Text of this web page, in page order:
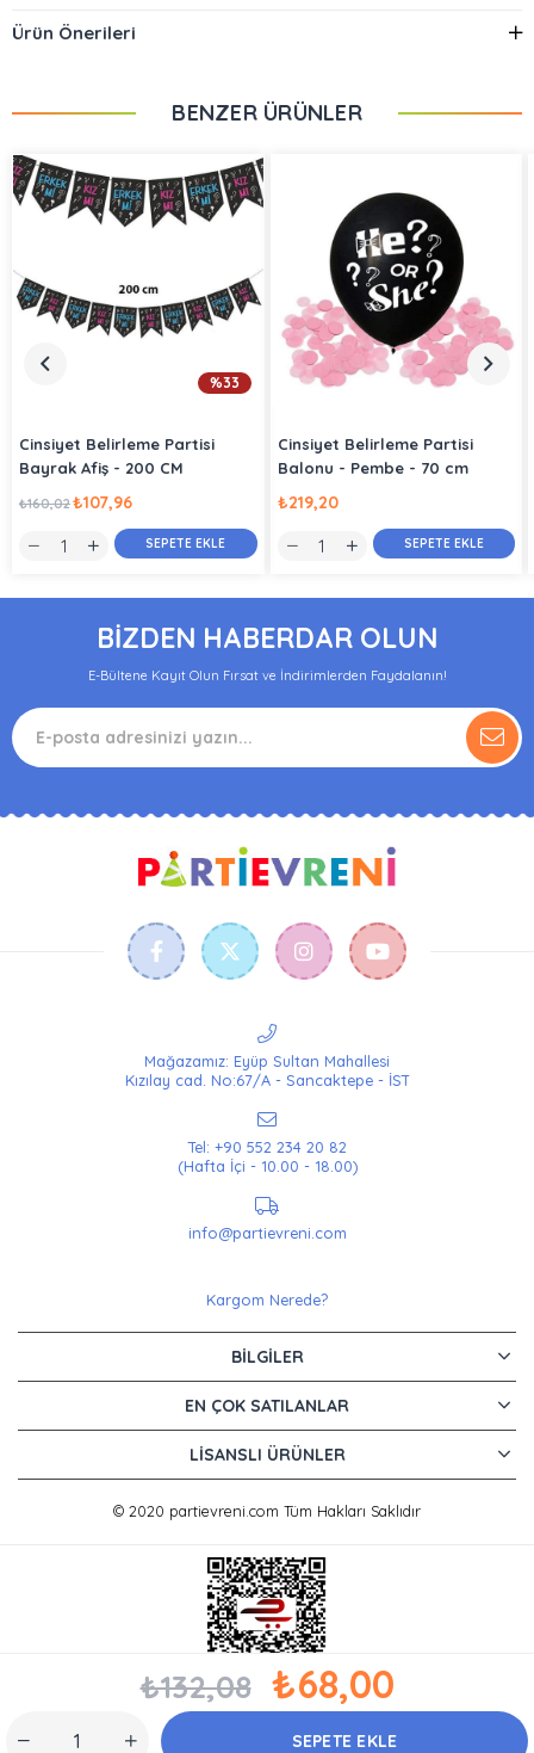
Ürün Önerileri
₺132,08 ₺68,00
BENZER ÜRÜNLER
Cinsiyet Belirleme Partisi
Bayrak Afiş - 200 CM
₺107,96
₺160,02
SEPETE EKLE
%33
Cinsiyet Belirleme Partisi
Balonu - Pembe - 70 cm
₺219,20
SEPETE EKLE
BİZDEN HABERDAR OLUN
E-Bültene Kayıt Olun Fırsat ve İndirimlerden Faydalanın!
Mağazamız: Eyüp Sultan Mahallesi
Kızılay cad. No:67/A - Sancaktepe - İST
Tel: +90 552 234 20 82
(Hafta İçi - 10.00 - 18.00)
info@partievreni.com
Kargom Nerede?
BILGILER
EN ÇOK SATILANLAR
LISANSLI ÜRÜNLER
© 2020 partievreni.com Tüm Hakları Saklıdır